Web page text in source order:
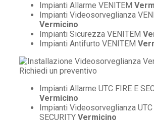
Impianti Allarme VENITEM
Impianti Videosorveglianza
Vermicino
Impianti Sicurezza VENITEM
Impianti Antifurto VENITEM
Impianti Allarme UTC FIRE E
Vermicino
Impianti Videosorveglianza UTC
SECURITY Vermicino